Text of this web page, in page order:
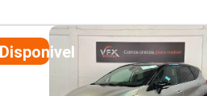
Disponivel